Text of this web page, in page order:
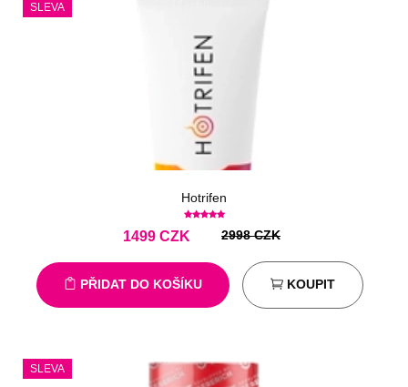
SLEVA
Hotrifen
CZK
1499 2998 CZK
PŘIDAT DO KOŠÍKU KOUPIT
SLEVA